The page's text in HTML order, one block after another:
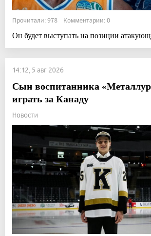
Прочитали: 978 Комментарии: 0
Он будет выступать на позиции
14:12, 5 авг 2026
Сын воспитанника
играть за Канаду
Новости